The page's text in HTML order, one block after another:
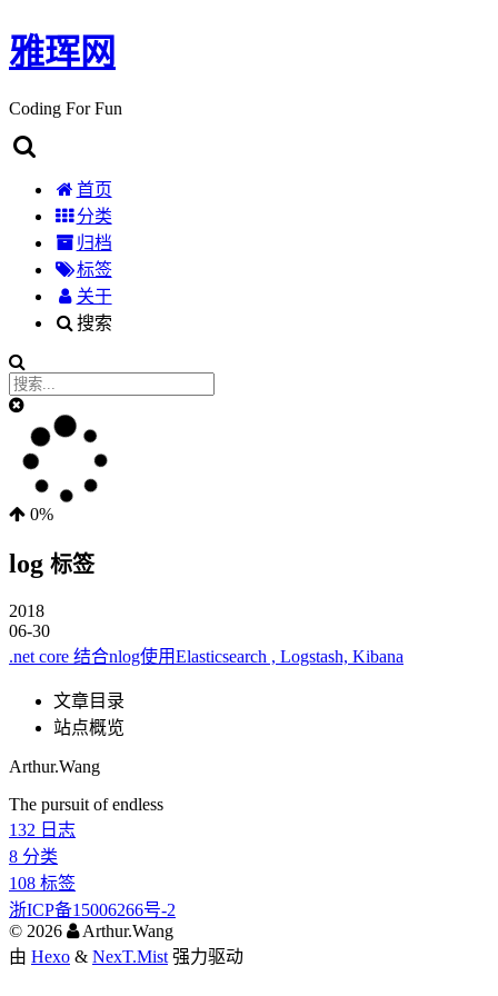
雅珲网
Coding For Fun
首页
分类
归档
标签
关于
搜索
0%
log 标签
2018
06-30
.net core 结合nlog使用Elasticsearch , Logstash, Kibana
文章目录
站点概览
Arthur.Wang
The pursuit of endless
132 日志
8 分类
108 标签
浙ICP备15006266号-2
© 2026
Arthur.Wang
由 Hexo & NexT.Mist 强力驱动